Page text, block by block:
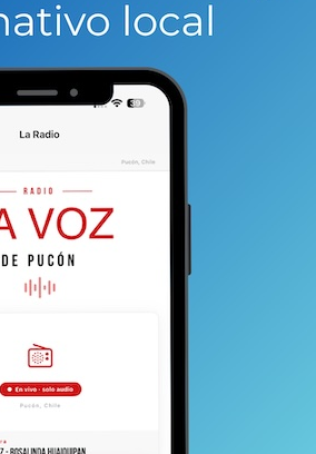
Municipales reconoció que,
se dijo inicialmente, sí existía
para el local donde funciona el